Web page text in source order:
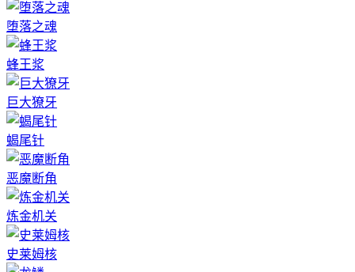
堕落之魂
蜂王浆
巨大獠牙
蝎尾针
恶魔断角
炼金机关
史莱姆核